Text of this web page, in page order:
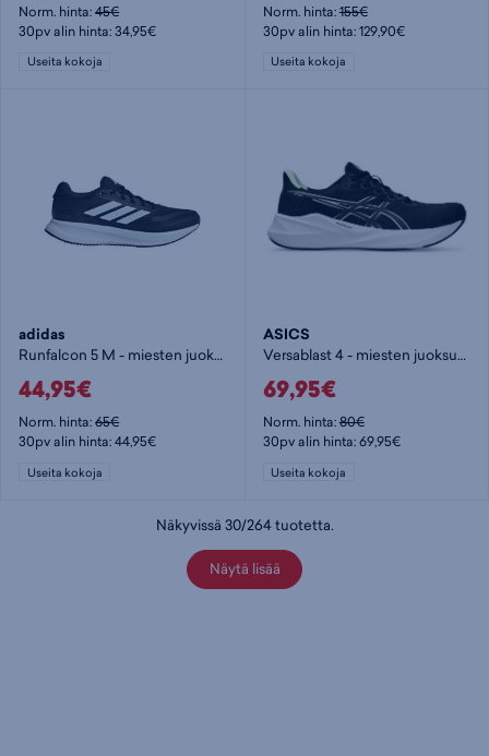
Norm. hinta:45€
30pv alin hinta: 34,95€
Useita kokoja
Norm. hinta:155€
30pv alin hinta: 129,90€
Useita kokoja
adidas
Runfalcon 5 M - miesten juoksukengät
44,95€
Norm. hinta:65€
30pv alin hinta: 44,95€
Useita kokoja
ASICS
Versablast 4 - miesten juoksukengät
69,95€
Norm. hinta:80€
30pv alin hinta: 69,95€
Useita kokoja
Näkyvissä 30/264tuotetta.
Näytä lisää